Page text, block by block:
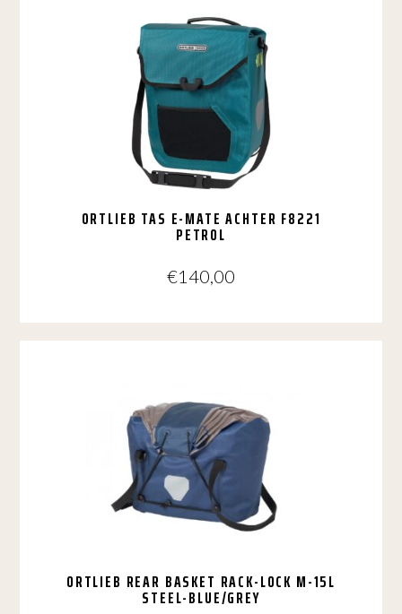
ORTLIEB TAS E-MATE ACHTER F8221
PETROL
€140,00
ORTLIEB REAR BASKET RACK-LOCK M-15L
STEEL-BLUE/GREY